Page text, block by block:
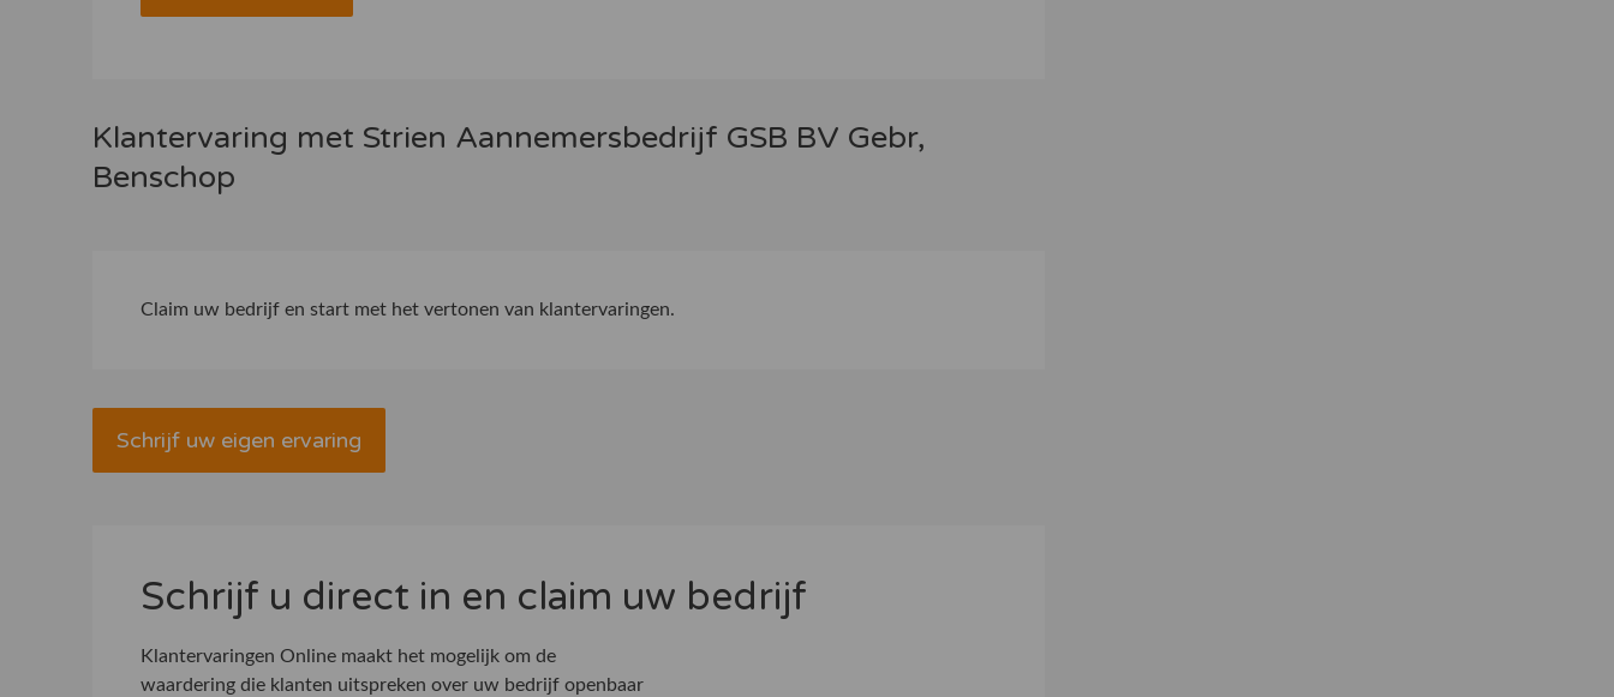
Klantervaring met Strien Aannemersbedrijf GSB BV Gebr,
Benschop
Claim uw bedrijf en start met het vertonen van klantervaringen.
Schrijf uw eigen ervaring
Schrijf u direct in en claim uw bedrijf
Klantervaringen Online maakt het mogelijk om de
waardering die klanten uitspreken over uw bedrijf openbaar